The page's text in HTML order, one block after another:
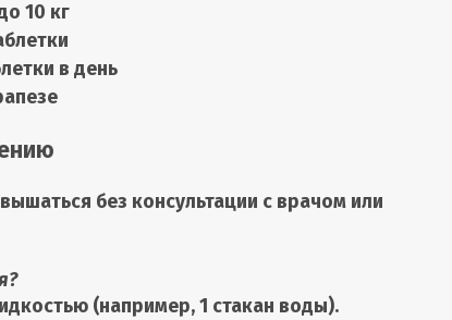
10 кг
в день
без консультации с врачом или
(например, 1 стакан воды).